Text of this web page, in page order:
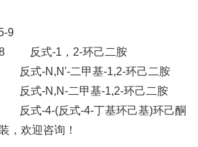
9
8 反式-1，2-环己二胺
-N,N'-二甲基-1,2-环己二胺
-N,N-二甲基-1,2-环己二胺
-4-(反式-4-丁基环己基)环己酮
，欢迎咨询！